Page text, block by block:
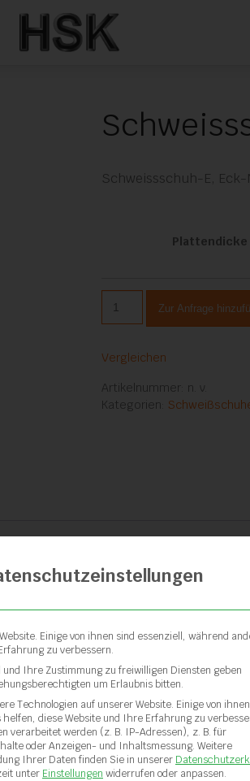
Schweissschuh-E, Eck-
Plattendicke
Menge
Zur Anfrage
Vergleichen
Artikelnummer: n. v.
Kategorien:
5 mm, 8 mm, 10 mm, 12
Einige von ihnen sind essenziell, während
zu verbessern.
und Ihre Zustimmung zu freiwilligen Diensten geben
um Erlaubnis bitten.
Technologien auf unserer Website. Einige von
diese Website und Ihre Erfahrung zu
verarbeitet werden (z. B. IP-Adressen), z. B. für
oder Anzeigen- und Inhaltsmessung. Weitere
Ihrer Daten finden Sie in unserer
unter Einstellungen widerrufen oder anpassen.